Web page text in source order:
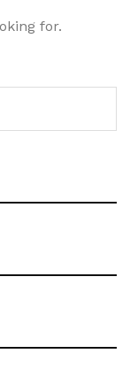
for.